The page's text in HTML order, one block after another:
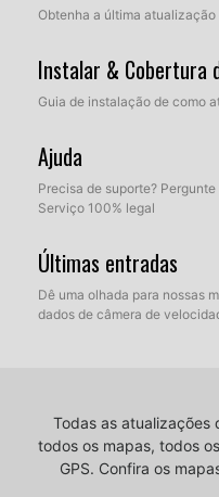
Obtenha a última
Instalar & Cobertura
Guia de instalação de como
Ajuda
Precisa de suporte?
Serviço 100% legal
Últimas entradas
Dê uma olhada para nossas
dados de câmera de
Todas as atualizações
todos os mapas, todos
GPS. Confira os